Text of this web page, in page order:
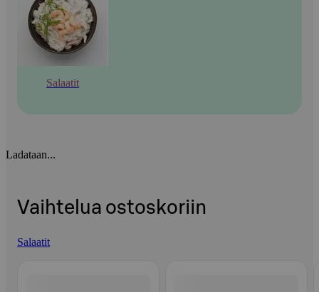
Salaatit
Ladataan...
Vaihtelua ostoskoriin
Salaatit